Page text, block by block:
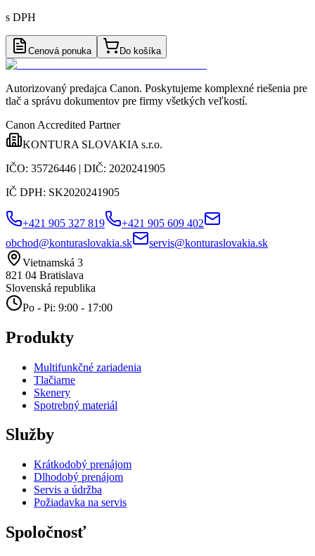
s DPH
Cenová ponuka Do košíka
Autorizovaný predajca Canon. Poskytujeme komplexné riešenia pre
tlač a správu dokumentov pre firmy všetkých veľkostí.
Canon Accredited Partner
KONTURA SLOVAKIA s.r.o.
IČO: 35726446 | DIČ: 2020241905
IČ DPH: SK2020241905
+421 905 327 819
+421 905 609 402
obchod@konturaslovakia.sk
servis@konturaslovakia.sk
Vietnamská 3
821 04 Bratislava
Slovenská republika
Po - Pi: 9:00 - 17:00
Produkty
Multifunkčné zariadenia
Tlačiarne
Skenery
Spotrebný materiál
Služby
Krátkodobý prenájom
Dlhodobý prenájom
Servis a údržba
Požiadavka na servis
Spoločnosť